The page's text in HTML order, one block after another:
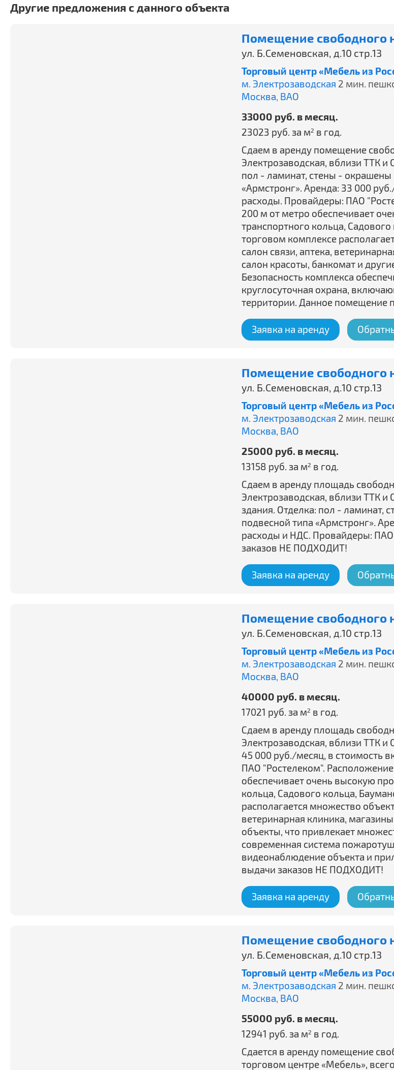
Другие предложения с данного объекта
Помещение свободного
ул. Б.Семеновская, д.10 стр.13
Торговый центр «Мебель из
м. Электрозаводская 2 мин.
Москва, ВАО
33000 руб. в месяц.
23023 руб. за м2 в год.
Сдаем в аренду помещение
Электрозаводская, вблизи ТТК
пол - ламинат, стены - окрашены
«Армстронг». Аренда: 33 000
расходы. Провайдеры: ПАО
200 м от метро обеспечивает
транспортного кольца,
торговом комплексе
салон связи, аптека,
салон красоты, банкомат и
Безопасность комплекса
круглосуточная охрана,
территории. Данное помещение
Заявка на аренду
Помещение свободного
ул. Б.Семеновская, д.10 стр.13
Торговый центр «Мебель из
м. Электрозаводская 2 мин.
Москва, ВАО
25000 руб. в месяц.
13158 руб. за м2 в год.
Сдаем в аренду площадь
Электрозаводская, вблизи ТТК
здания. Отделка: пол - ламинат,
подвесной типа «Армстронг».
расходы и НДС. Провайдеры:
заказов НЕ ПОДХОДИТ!
Заявка на аренду
Помещение свободного
ул. Б.Семеновская, д.10 стр.13
Торговый центр «Мебель из
м. Электрозаводская 2 мин.
Москва, ВАО
40000 руб. в месяц.
17021 руб. за м2 в год.
Сдаем в аренду площадь
Электрозаводская, вблизи ТТК
45 000 руб./месяц, в стоимость
ПАО "Ростелеком".
обеспечивает очень высокую
кольца, Садового кольца,
располагается множество
ветеринарная клиника,
объекты, что привлекает
современная система
видеонаблюдение объекта и
выдачи заказов НЕ ПОДХОДИТ!
Заявка на аренду
Помещение свободного
ул. Б.Семеновская, д.10 стр.13
Торговый центр «Мебель из
м. Электрозаводская 2 мин.
Москва, ВАО
55000 руб. в месяц.
12941 руб. за м2 в год.
Сдается в аренду помещение
торговом центре «Мебель»,